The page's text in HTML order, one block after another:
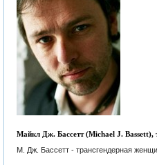
Майкл Дж. Бассетт (Michael J. Bassett),
М. Дж. Бассетт - трансгендерная